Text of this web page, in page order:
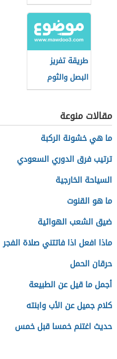
طريقة تفريز
البصل والثوم
مقالات منوعة
ما هي خشونة الركبة
ترتيب فرق الدوري السعودي
السياحة الخارجية
ما هو القنوت
ضيق الشعب الهوائية
ماذا افعل اذا فاتتني صلاة الفجر
حرقان الحمل
أجمل ما قيل عن الطبيعة
كلام جميل عن الأب وابنته
حديث اغتنم خمسا قبل خمس